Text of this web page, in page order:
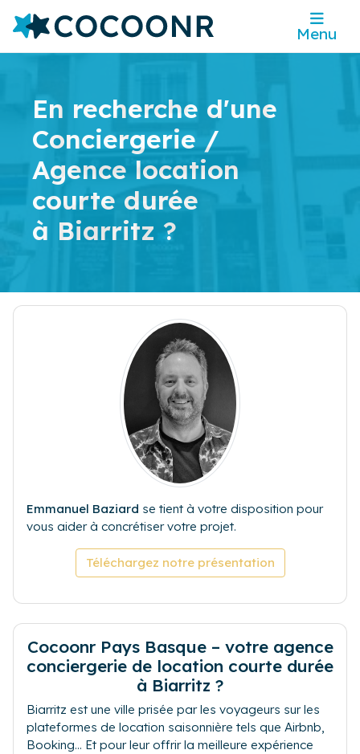
Menu
En recherche d'une
Conciergerie /
Agence location
courte durée
à Biarritz ?
Emmanuel Baziard se tient à votre disposition pour
vous aider à concrétiser votre projet.
Téléchargez notre présentation
Cocoonr Pays Basque – votre agence
conciergerie de location courte durée
à Biarritz ?
Biarritz est une ville prisée par les voyageurs sur les
plateformes de location saisonnière tels que Airbnb,
Booking... Et pour leur offrir la meilleure expérience